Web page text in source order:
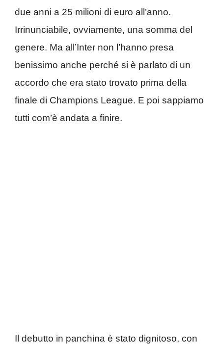
due anni a 25 milioni di euro all’anno.
Irrinunciabile, ovviamente, una somma del
genere. Ma all’Inter non l’hanno presa
benissimo anche perché si è parlato di un
accordo che era stato trovato prima della
finale di Champions League. E poi sappiamo
tutti com’è andata a finire.
Il debutto in panchina è stato dignitoso, con